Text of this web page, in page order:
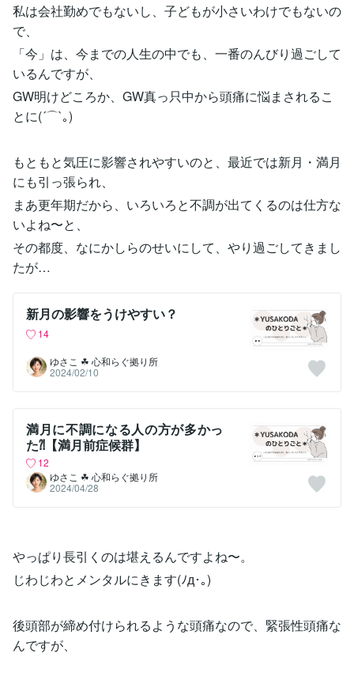
私は会社勤めでもないし、子どもが小さいわけでもないの
で、
「今」は、今までの人生の中でも、一番のんびり過ごして
いるんですが、
GW明けどころか、GW真っ只中から頭痛に悩まされるこ
とに(´⌒`｡)
もともと気圧に影響されやすいのと、最近では新月・満月
にも引っ張られ、
まあ更年期だから、いろいろと不調が出てくるのは仕方な
いよね〜と、
その都度、なにかしらのせいにして、やり過ごしてきまし
たが…
新月の影響をうけやすい？
14
ゆさこ ☘ 心和らぐ拠り所
2024/02/10
満月に不調になる人の方が多かっ
た⁈【満月前症候群】
12
ゆさこ ☘ 心和らぐ拠り所
2024/04/28
やっぱり長引くのは堪えるんですよね〜。
じわじわとメンタルにきます(ﾉд･｡)
後頭部が締め付けられるような頭痛なので、緊張性頭痛な
んですが、